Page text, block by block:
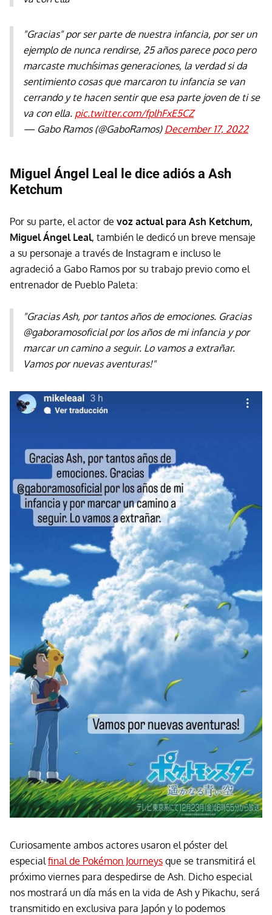
"Gracias" por ser parte de nuestra infancia, por ser un
ejemplo de nunca rendirse, 25 años parece poco pero
marcaste muchísimas generaciones, la verdad si da
sentimiento cosas que marcaron tu infancia se van
cerrando y te hacen sentir que esa parte joven de ti se
va con ella. pic.twitter.com/fplhFxE5CZ
— Gabo Ramos (@GaboRamos) December 17, 2022
Miguel Ángel Leal le dice adiós a Ash
Ketchum
Por su parte, el actor de voz actual para Ash Ketchum,
Miguel Ángel Leal, también le dedicó un breve mensaje
a su personaje a través de Instagram e incluso le
agradeció a Gabo Ramos por su trabajo previo como el
entrenador de Pueblo Paleta:
"Gracias Ash, por tantos años de emociones. Gracias
@gaboramosoficial por los años de mi infancia y por
marcar un camino a seguir. Lo vamos a extrañar.
Vamos por nuevas aventuras!"
Curiosamente ambos actores usaron el póster del
especial final de Pokémon Journeys que se transmitirá el
próximo viernes para despedirse de Ash. Dicho especial
nos mostrará un día más en la vida de Ash y Pikachu, será
transmitido en exclusiva para Japón y lo podemos